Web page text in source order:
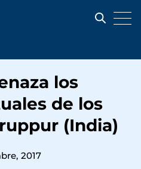
los
de los
(India)
2017